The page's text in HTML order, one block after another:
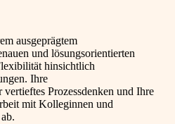
ausgeprägtem
und lösungsorientierten
hinsichtlich
Ihre
Prozessdenken und Ihre
mit Kolleginnen und